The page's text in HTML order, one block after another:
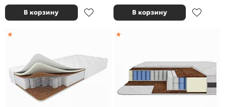
В корзину В корзину